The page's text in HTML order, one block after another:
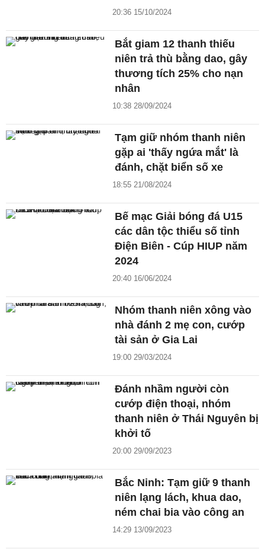
20:36 15/10/2024
Bắt giam 12 thanh thiếu
niên trả thù bằng dao, gây
thương tích 25% cho nạn
nhân
10:38 28/09/2024
Tạm giữ nhóm thanh niên
gặp ai 'thấy ngứa mắt' là
đánh, chặt biển số xe
18:55 21/08/2024
Bế mạc Giải bóng đá U15
các dân tộc thiểu số tỉnh
Điện Biên - Cúp HIUP năm
2024
20:40 16/06/2024
Nhóm thanh niên xông vào
nhà đánh 2 mẹ con, cướp
tài sản ở Gia Lai
19:00 29/03/2024
Đánh nhầm người còn
cướp điện thoại, nhóm
thanh niên ở Thái Nguyên bị
khởi tố
20:00 29/09/2023
Bắc Ninh: Tạm giữ 9 thanh
niên lạng lách, khua dao,
ném chai bia vào công an
14:29 13/09/2023